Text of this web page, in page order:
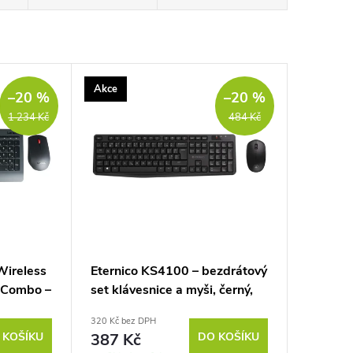
1 234 Kč
–20 %
–
Akce
484 Kč
–20 %
Eternico KS4100 – bezdrátový
set klávesnice a myši, černý,
320 Kč bez DPH
387 Kč DO KOŠÍKU